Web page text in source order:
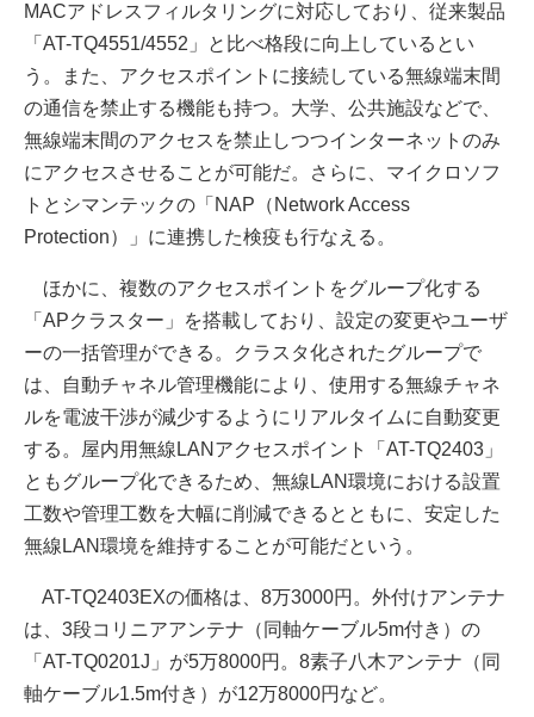
MACアドレスフィルタリングに対応しており、従来製品
「AT-TQ4551/4552」と比べ格段に向上しているとい
う。また、アクセスポイントに接続している無線端末間
の通信を禁止する機能も持つ。大学、公共施設などで、
無線端末間のアクセスを禁止しつつインターネットのみ
にアクセスさせることが可能だ。さらに、マイクロソフ
トとシマンテックの「NAP（Network Access
Protection）」に連携した検疫も行なえる。
ほかに、複数のアクセスポイントをグループ化する
「APクラスター」を搭載しており、設定の変更やユーザ
ーの一括管理ができる。クラスタ化されたグループで
は、自動チャネル管理機能により、使用する無線チャネ
ルを電波干渉が減少するようにリアルタイムに自動変更
する。屋内用無線LANアクセスポイント「AT-TQ2403」
ともグループ化できるため、無線LAN環境における設置
工数や管理工数を大幅に削減できるとともに、安定した
無線LAN環境を維持することが可能だという。
AT-TQ2403EXの価格は、8万3000円。外付けアンテナ
は、3段コリニアアンテナ（同軸ケーブル5m付き）の
「AT-TQ0201J」が5万8000円。8素子八木アンテナ（同
軸ケーブル1.5m付き）が12万8000円など。